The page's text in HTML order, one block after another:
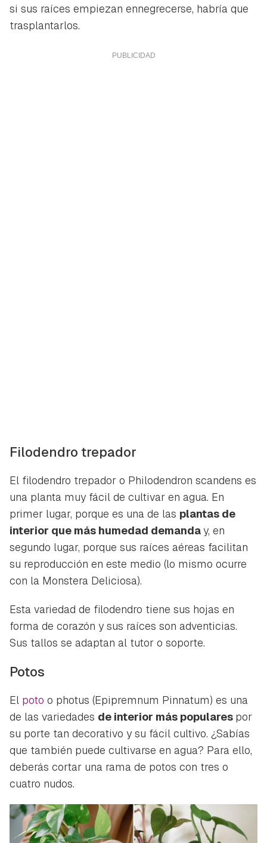
iniciar sesión con tu cuenta de Hogarmanía.
si sus raíces empiezan ennegrecerse, habría que
trasplantarlos.
Filodendro trepador
El filodendro trepador o Philodendron scandens es
una planta muy fácil de cultivar en agua. En
primer lugar, porque es una de las plantas de
interior que más humedad demanday, en
segundo lugar, porque sus raíces aéreas facilitan
su reproducción en este medio (lo mismo ocurre
con la Monstera Deliciosa).
Esta variedad de filodendro tiene sus hojas en
forma de corazón y sus raíces son adventicias.
Sus tallos se adaptan al tutor o soporte.
Potos
El poto o photus (Epipremnum Pinnatum) es una
de las variedades de interior más populares por
su porte tan decorativo y su fácil cultivo. ¿Sabías
que también puede cultivarse en agua? Para ello,
deberás cortar una rama de potos con tres o
cuatro nudos.
ACEPTAR